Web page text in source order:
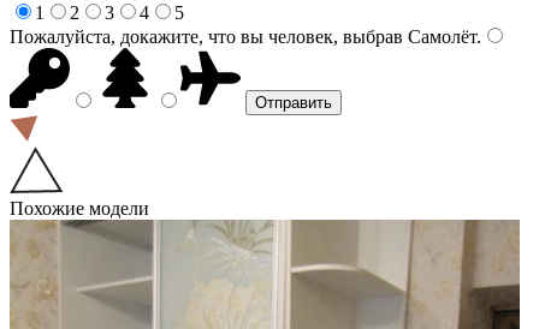
1
2 3 4
5
Пожалуйста, докажите, что вы человек, выбрав Самолёт.
Похожие модели